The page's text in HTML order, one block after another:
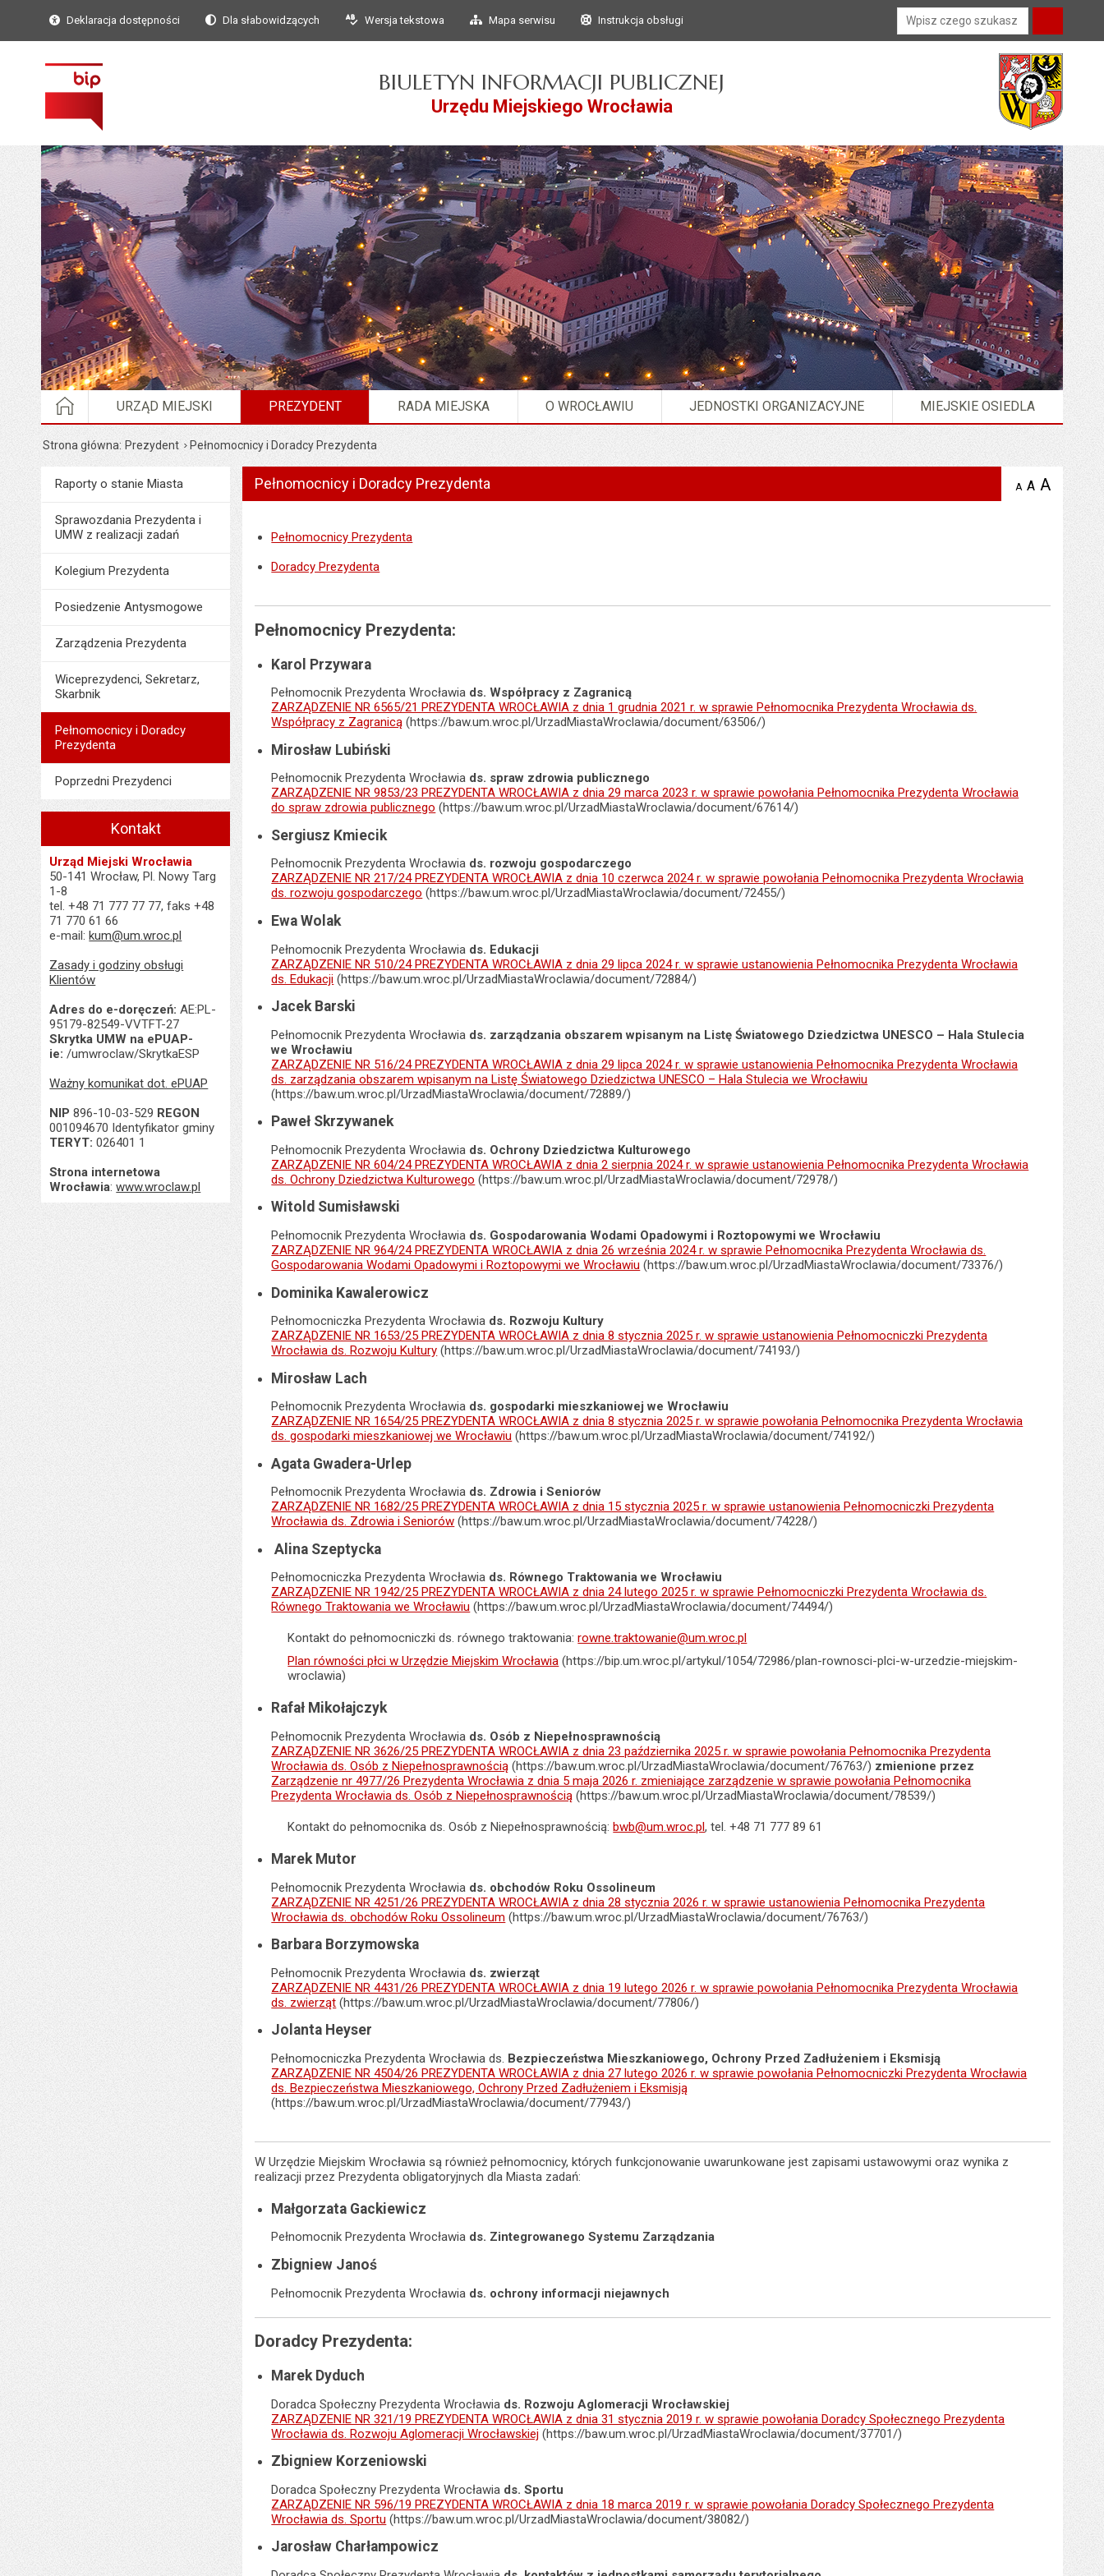
Przejdź do głównego
Przejdź do treści
Deklaracja dostępności Dla słabowidzących Wersja tekstowa Mapa serwisu Instrukcja obsługi Wyszukiwarka
BIULETYN INFORMACJI PUBLICZNEJ
Urzędu Miejskiego Wrocławia
STRONA GŁÓWNA
URZĄD MIEJSKI PREZYDENT RADA MIEJSKA O WROCŁAWIU JEDNOSTKI ORGANIZACYJNE MIEJSKIE OSIEDLA
Strona główna Prezydent Pełnomocnicy i Doradcy Prezydenta
MenuPrezydent
Raporty o stanie Miasta
Sprawozdania Prezydenta i
UMW z realizacji zadań
Kolegium Prezydenta
Posiedzenie Antysmogowe
Zarządzenia Prezydenta
Wiceprezydenci, Sekretarz,
Skarbnik
Pełnomocnicy i Doradcy
Prezydenta
Poprzedni Prezydenci
Kontakt
Urząd Miejski Wrocławia
50-141 Wrocław, Pl. Nowy Targ
1-8
tel. +48 71 777 77 77, faks +48
71 770 61 66
e-mail:kum@um.wroc.pl
Zasady i godziny obsługi
Klientów
Adres do e-doręczeń: AE:PL-
95179-82549-VVTFT-27
Skrytka UMW na ePUAP-
ie: /umwroclaw/SkrytkaESP
Ważny komunikat dot. ePUAP
NIP 896-10-03-529 REGON
001094670 Identyfikator gminy
TERYT: 026401 1
Strona internetowa
Wrocławia:www.wroclaw.pl
Pełnomocnicy i Doradcy Prezydenta A zmniejsz
A domyślna
A
Pełnomocnicy Prezydenta
Doradcy Prezydenta
Pełnomocnicy Prezydenta:
Karol Przywara
Pełnomocnik Prezydenta Wrocławia ds. Współpracy z Zagranicą
ZARZĄDZENIE NR 6565/21 PREZYDENTA WROCŁAWIA z dnia 1 grudnia 2021 r. w sprawie Pełnomocnika Prezydenta Wrocławia ds.
Współpracy z Zagranicą (https://baw.um.wroc.pl/UrzadMiastaWroclawia/document/63506/)
Mirosław Lubiński
Pełnomocnik Prezydenta Wrocławia ds. spraw zdrowia publicznego
ZARZĄDZENIE NR 9853/23 PREZYDENTA WROCŁAWIA z dnia 29 marca 2023 r. w sprawie powołania Pełnomocnika Prezydenta Wrocławia
do spraw zdrowia publicznego (https://baw.um.wroc.pl/UrzadMiastaWroclawia/document/67614/)
Sergiusz Kmiecik
Pełnomocnik Prezydenta Wrocławia ds. rozwoju gospodarczego
ZARZĄDZENIE NR 217/24 PREZYDENTA WROCŁAWIA z dnia 10 czerwca 2024 r. w sprawie powołania Pełnomocnika Prezydenta Wrocławia
ds. rozwoju gospodarczego (https://baw.um.wroc.pl/UrzadMiastaWroclawia/document/72455/)
Ewa Wolak
Pełnomocnik Prezydenta Wrocławia ds. Edukacji
ZARZĄDZENIE NR 510/24 PREZYDENTA WROCŁAWIA z dnia 29 lipca 2024 r. w sprawie ustanowienia Pełnomocnika Prezydenta Wrocławia
ds. Edukacji (https://baw.um.wroc.pl/UrzadMiastaWroclawia/document/72884/)
Jacek Barski
Pełnomocnik Prezydenta Wrocławia ds. zarządzania obszarem wpisanym na Listę Światowego Dziedzictwa UNESCO – Hala Stulecia
we Wrocławiu
ZARZĄDZENIE NR 516/24 PREZYDENTA WROCŁAWIA z dnia 29 lipca 2024 r. w sprawie ustanowienia Pełnomocnika Prezydenta Wrocławia
ds. zarządzania obszarem wpisanym na Listę Światowego Dziedzictwa UNESCO – Hala Stulecia we Wrocławiu
(https://baw.um.wroc.pl/UrzadMiastaWroclawia/document/72889/)
Paweł Skrzywanek
Pełnomocnik Prezydenta Wrocławia ds. Ochrony Dziedzictwa Kulturowego
ZARZĄDZENIE NR 604/24 PREZYDENTA WROCŁAWIA z dnia 2 sierpnia 2024 r. w sprawie ustanowienia Pełnomocnika Prezydenta Wrocławia
ds. Ochrony Dziedzictwa Kulturowego (https://baw.um.wroc.pl/UrzadMiastaWroclawia/document/72978/)
Witold Sumisławski
Pełnomocnik Prezydenta Wrocławia ds. Gospodarowania Wodami Opadowymi i Roztopowymi we Wrocławiu
ZARZĄDZENIE NR 964/24 PREZYDENTA WROCŁAWIA z dnia 26 września 2024 r. w sprawie Pełnomocnika Prezydenta Wrocławia ds.
Gospodarowania Wodami Opadowymi i Roztopowymi we Wrocławiu (https://baw.um.wroc.pl/UrzadMiastaWroclawia/document/73376/)
Dominika Kawalerowicz
Pełnomocniczka Prezydenta Wrocławia ds. Rozwoju Kultury
ZARZĄDZENIE NR 1653/25 PREZYDENTA WROCŁAWIA z dnia 8 stycznia 2025 r. w sprawie ustanowienia Pełnomocniczki Prezydenta
Wrocławia ds. Rozwoju Kultury (https://baw.um.wroc.pl/UrzadMiastaWroclawia/document/74193/)
Mirosław Lach
Pełnomocnik Prezydenta Wrocławia ds. gospodarki mieszkaniowej we Wrocławiu
ZARZĄDZENIE NR 1654/25 PREZYDENTA WROCŁAWIA z dnia 8 stycznia 2025 r. w sprawie powołania Pełnomocnika Prezydenta Wrocławia
ds. gospodarki mieszkaniowej we Wrocławiu (https://baw.um.wroc.pl/UrzadMiastaWroclawia/document/74192/)
Agata Gwadera-Urlep
Pełnomocnik Prezydenta Wrocławia ds. Zdrowia i Seniorów
ZARZĄDZENIE NR 1682/25 PREZYDENTA WROCŁAWIA z dnia 15 stycznia 2025 r. w sprawie ustanowienia Pełnomocniczki Prezydenta
Wrocławia ds. Zdrowia i Seniorów (https://baw.um.wroc.pl/UrzadMiastaWroclawia/document/74228/)
Alina Szeptycka
Pełnomocniczka Prezydenta Wrocławia ds. Równego Traktowania we Wrocławiu
ZARZĄDZENIE NR 1942/25 PREZYDENTA WROCŁAWIA z dnia 24 lutego 2025 r. w sprawie Pełnomocniczki Prezydenta Wrocławia ds.
Równego Traktowania we Wrocławiu (https://baw.um.wroc.pl/UrzadMiastaWroclawia/document/74494/)
Kontakt do pełnomocniczki ds. równego traktowania:rowne.traktowanie@um.wroc.pl
Plan równości płci w Urzędzie Miejskim Wrocławia (https://bip.um.wroc.pl/artykul/1054/72986/plan-rownosci-plci-w-urzedzie-miejskim-
wroclawia)
Rafał Mikołajczyk
Pełnomocnik Prezydenta Wrocławia ds. Osób z Niepełnosprawnością
ZARZĄDZENIE NR 3626/25 PREZYDENTA WROCŁAWIA z dnia 23 października 2025 r. w sprawie powołania Pełnomocnika Prezydenta
Wrocławia ds. Osób z Niepełnosprawnością (https://baw.um.wroc.pl/UrzadMiastaWroclawia/document/76763/) zmienione przez
Zarządzenie nr 4977/26 Prezydenta Wrocławia z dnia 5 maja 2026 r. zmieniające zarządzenie w sprawie powołania Pełnomocnika
Prezydenta Wrocławia ds. Osób z Niepełnosprawnością (https://baw.um.wroc.pl/UrzadMiastaWroclawia/document/78539/)
Kontakt do pełnomocnika ds. Osób z Niepełnosprawnością:bwb@um.wroc.pl, tel. +48 71 777 89 61
Marek Mutor
Pełnomocnik Prezydenta Wrocławia ds. obchodów Roku Ossolineum
ZARZĄDZENIE NR 4251/26 PREZYDENTA WROCŁAWIA z dnia 28 stycznia 2026 r. w sprawie ustanowienia Pełnomocnika Prezydenta
Wrocławia ds. obchodów Roku Ossolineum (https://baw.um.wroc.pl/UrzadMiastaWroclawia/document/76763/)
Barbara Borzymowska
Pełnomocnik Prezydenta Wrocławia ds. zwierząt
ZARZĄDZENIE NR 4431/26 PREZYDENTA WROCŁAWIA z dnia 19 lutego 2026 r. w sprawie powołania Pełnomocnika Prezydenta Wrocławia
ds. zwierząt (https://baw.um.wroc.pl/UrzadMiastaWroclawia/document/77806/)
Jolanta Heyser
Pełnomocniczka Prezydenta Wrocławia ds. Bezpieczeństwa Mieszkaniowego, Ochrony Przed Zadłużeniem i Eksmisją
ZARZĄDZENIE NR 4504/26 PREZYDENTA WROCŁAWIA z dnia 27 lutego 2026 r. w sprawie powołania Pełnomocniczki Prezydenta Wrocławia
ds. Bezpieczeństwa Mieszkaniowego, Ochrony Przed Zadłużeniem i Eksmisją
(https://baw.um.wroc.pl/UrzadMiastaWroclawia/document/77943/)
W Urzędzie Miejskim Wrocławia są również pełnomocnicy, których funkcjonowanie uwarunkowane jest zapisami ustawowymi oraz wynika z
realizacji przez Prezydenta obligatoryjnych dla Miasta zadań:
Małgorzata Gackiewicz
Pełnomocnik Prezydenta Wrocławia ds. Zintegrowanego Systemu Zarządzania
Zbigniew Janoś
Pełnomocnik Prezydenta Wrocławia ds. ochrony informacji niejawnych
Doradcy Prezydenta:
Marek Dyduch
Doradca Społeczny Prezydenta Wrocławia ds. Rozwoju Aglomeracji Wrocławskiej
ZARZĄDZENIE NR 321/19 PREZYDENTA WROCŁAWIA z dnia 31 stycznia 2019 r. w sprawie powołania Doradcy Społecznego Prezydenta
Wrocławia ds. Rozwoju Aglomeracji Wrocławskiej (https://baw.um.wroc.pl/UrzadMiastaWroclawia/document/37701/)
Zbigniew Korzeniowski
Doradca Społeczny Prezydenta Wrocławia ds. Sportu
ZARZĄDZENIE NR 596/19 PREZYDENTA WROCŁAWIA z dnia 18 marca 2019 r. w sprawie powołania Doradcy Społecznego Prezydenta
Wrocławia ds. Sportu (https://baw.um.wroc.pl/UrzadMiastaWroclawia/document/38082/)
Jarosław Charłampowicz